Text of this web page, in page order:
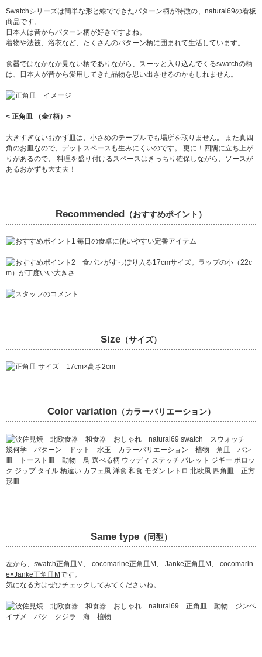
Swatchシリーズは簡単な形と線でできたパターン柄が特徴の、natural69の看板
商品です。
日本人は昔からパターン柄が好きですよね。
着物や法被、浴衣など、たくさんのパターン柄に囲まれて生活しています。
食器ではなかなか見ない柄でありながら、スーッと入り込んでくるswatchの柄
は、日本人が昔から愛用してきた品物を思い出させるのかもしれません。
< 正角皿 （全7柄）>
大きすぎないおかず皿は、小さめのテーブルでも場所を取りません。 また真四
角のお皿なので、デットスペースも生みにくいのです。 更に！四隅に立ち上が
りがあるので、 料理を盛り付けるスペースはきっちり確保しながら、ソースが
あるおかずも大丈夫！
Recommended （おすすめポイント）
Size （サイズ）
Color variation（カラーバリエーション）
Same type（同型）
左から、swatch正角皿M、 cocomarine正角皿M 、 Janke正角皿M 、 cocomarin
e×Janke正角皿Mです。
気になる方はぜひチェックしてみてくださいね。